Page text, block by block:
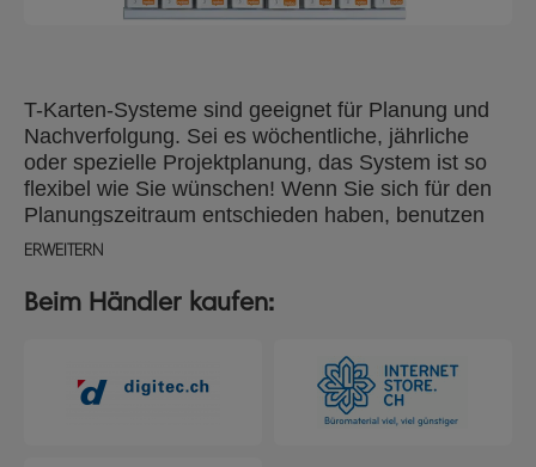
T-Karten-Systeme sind geeignet für Planung und
Nachverfolgung. Sei es wöchentliche, jährliche
oder spezielle Projektplanung, das System ist so
flexibel wie Sie wünschen! Wenn Sie sich für den
Planungszeitraum entschieden haben, benutzen
Sie Titelstreifen und Indexstreifen um Zeiten,
Karten halten Sie Informationen fest, der "T"-Kopf
zum Beispiel Bemusterungen, Werkzeugverleih,
Ausstellungsmaterial, Car Pools, Raumplanung …
die Liste lässt sich beliebig fortsetzen! Dieses T-
ERWEITERN
Beim Händler kaufen: